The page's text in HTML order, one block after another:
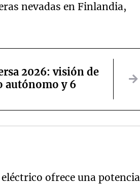
nevadas en Finlandia,
2026: visión de
autónomo y 6
ofrece una potencia